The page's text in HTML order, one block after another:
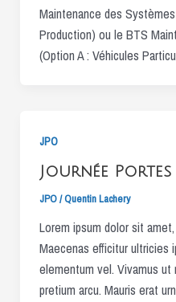
Maintenance des
Production) ou le BTS
(Option A : Véhicules
JPO
Journée
JPO/Quentin Lachery
Lorem ipsum dolor sit
Maecenas efficitur ultricies
elementum vel. Vivamus ut
pretium arcu. Mauris erat